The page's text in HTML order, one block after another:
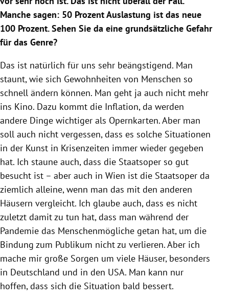
Manche sagen: 50 Prozent Auslastung ist das neue
100 Prozent. Sehen Sie da eine grundsätzliche Gefahr
für das Genre?
Das ist natürlich für uns sehr beängstigend. Man
staunt, wie sich Gewohnheiten von Menschen so
schnell ändern können. Man geht ja auch nicht mehr
ins Kino. Dazu kommt die Inflation, da werden
andere Dinge wichtiger als Opernkarten. Aber man
soll auch nicht vergessen, dass es solche Situationen
in der Kunst in Krisenzeiten immer wieder gegeben
hat. Ich staune auch, dass die Staatsoper so gut
besucht ist – aber auch in Wien ist die Staatsoper da
ziemlich alleine, wenn man das mit den anderen
Häusern vergleicht. Ich glaube auch, dass es nicht
zuletzt damit zu tun hat, dass man während der
Pandemie das Menschenmögliche getan hat, um die
Bindung zum Publikum nicht zu verlieren. Aber ich
mache mir große Sorgen um viele Häuser, besonders
in Deutschland und in den USA. Man kann nur
hoffen, dass sich die Situation bald bessert.